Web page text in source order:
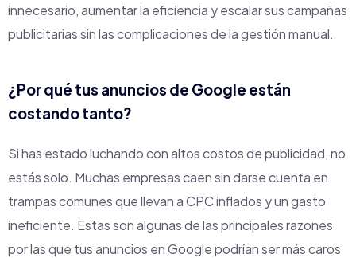
innecesario, aumentar la eficiencia y escalar sus campañas
publicitarias sin las complicaciones de la gestión manual.
¿Por qué tus anuncios de Google están
costando tanto?
Si has estado luchando con altos costos de publicidad, no
estás solo. Muchas empresas caen sin darse cuenta en
trampas comunes que llevan a CPC inflados y un gasto
ineficiente. Estas son algunas de las principales razones
por las que tus anuncios en Google podrían ser más caros